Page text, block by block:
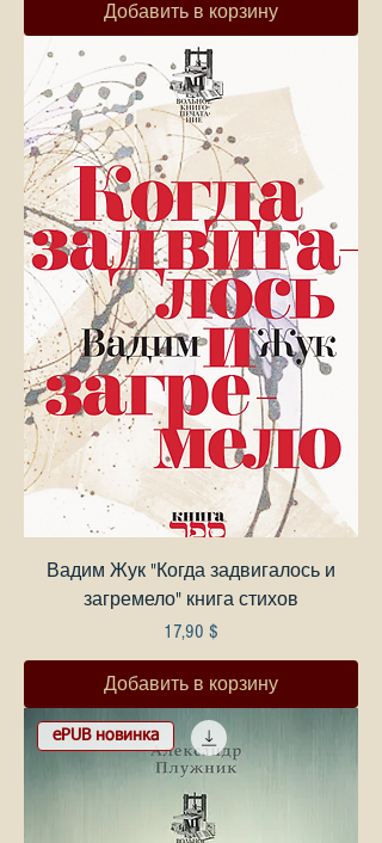
Добавить в корзину
Вадим Жук "Когда задвигалось и
загремело" книга стихов
Цена
17,90 $
Добавить в корзину
ePUB новинка